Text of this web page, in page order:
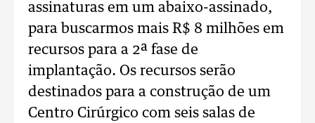
assinaturas em um abaixo-assinado,
para buscarmos mais R$ 8 milhões em
recursos para a 2ª fase de
implantação. Os recursos serão
destinados para a construção de um
Centro Cirúrgico com seis salas de